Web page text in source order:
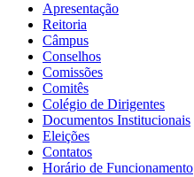
Apresentação
Reitoria
Câmpus
Conselhos
Comissões
Comitês
Colégio de Dirigentes
Documentos Institucionais
Eleições
Contatos
Horário de Funcionamento